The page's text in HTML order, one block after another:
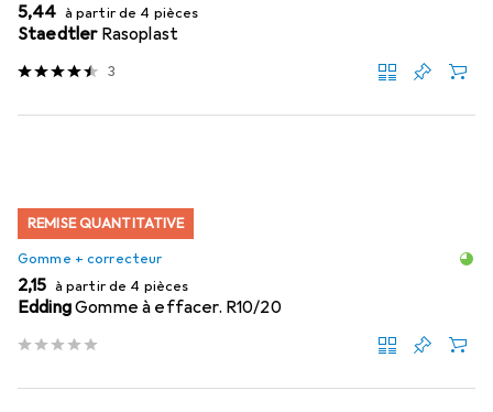
EUR
5,44 à partir de 4 pièces
Staedtler Rasoplast
3
REMISE QUANTITATIVE
Gomme + correcteur
EUR
2,15 à partir de 4 pièces
EddingGomme à effacer. R10/20